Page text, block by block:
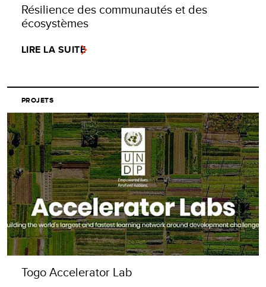
Résilience des communautés et des
écosystèmes
LIRE LA SUITE
PROJETS
Togo Accelerator Lab